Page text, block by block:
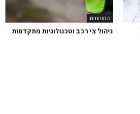
המומחים
ניהול צי רכב וטכנולוגיות מתקדמות